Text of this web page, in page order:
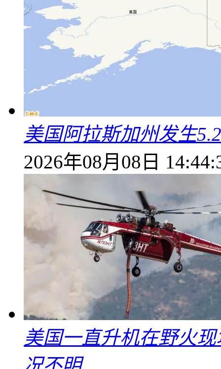
美国阿拉斯加州发生
2026年08月08日
美国一直升机在野火